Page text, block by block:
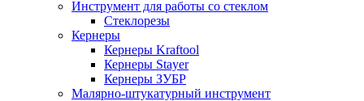
Инструмент для работы со стеклом
Стеклорезы
Кернеры
Кернеры Kraftool
Кернеры Stayer
Кернеры ЗУБР
Малярно-штукатурный инструмент